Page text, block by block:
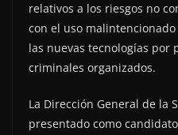
relativos a los riesgos no
con el uso
las nuevas tecnologías por
criminales organizados.
La Dirección General de la
presentado como